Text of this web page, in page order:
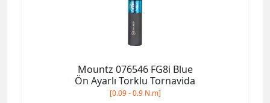
Mountz 076546 FG8i Blue
Ön Ayarlı Torklu Tornavida
[0.09 - 0.9 N.m]